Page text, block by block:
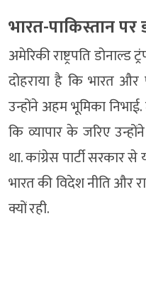
भारत-पाकिस्तान पर
अमेरिकी राष्ट्रपति
दोहराया है कि भारत
उन्होंने अहम भूमिका
कि व्यापार के जरिए
था. कांग्रेस पार्टी
भारत की विदेश नीति और
क्यों रही.